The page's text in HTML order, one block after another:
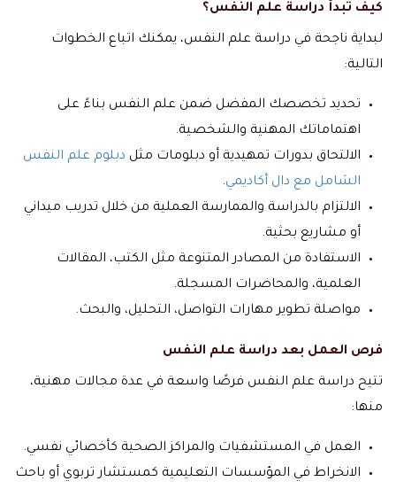
كيف تبدأ دراسة علم النفس؟
لبداية ناجحة في دراسة علم النفس، يمكنك اتباع الخطوات
التالية:
تحديد تخصصك المفضل ضمن علم النفس بناءً على
اهتماماتك المهنية والشخصية.
الالتحاق بدورات تمهيدية أو دبلومات مثل دبلوم علم النفس
الشامل مع دال أكاديمي.
الالتزام بالدراسة والممارسة العملية من خلال تدريب ميداني
أو مشاريع بحثية.
الاستفادة من المصادر المتنوعة مثل الكتب، المقالات
العلمية، والمحاضرات المسجلة.
مواصلة تطوير مهارات التواصل، التحليل، والبحث.
فرص العمل بعد دراسة علم النفس
تتيح دراسة علم النفس فرصًا واسعة في عدة مجالات مهنية،
منها:
العمل في المستشفيات والمراكز الصحية كأخصائي نفسي.
الانخراط في المؤسسات التعليمية كمستشار تربوي أو باحث